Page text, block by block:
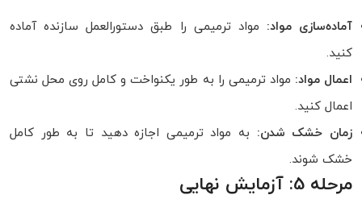
آماده‌سازی مواد: مواد ترمیمی را طبق دستورالعمل سازنده آماده
کنید.
اعمال مواد: مواد ترمیمی را به طور یکنواخت و کامل روی محل نشتی
اعمال کنید.
زمان خشک شدن: به مواد ترمیمی اجازه دهید تا به طور کامل
خشک شوند.
مرحله 5: آزمایش نهایی